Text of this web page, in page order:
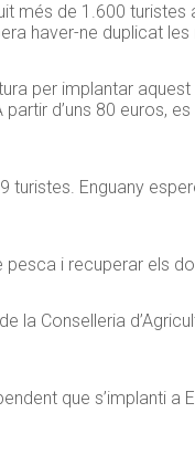
més de 1.600 turistes
haver-ne duplicat les
per implantar
d’uns 80 euros,
turistes. Enguany
pesca i recuperar els
la Conselleria
que s’implanti a